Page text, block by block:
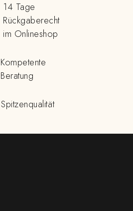
14 Tage
Rückgaberecht
im Onlineshop
Kompetente
Beratung
Spitzenqualität